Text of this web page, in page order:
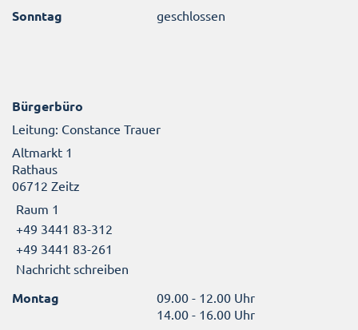
Sonntag geschlossen
Bürgerbüro
Leitung: Constance Trauer
Altmarkt 1
Rathaus
06712 Zeitz
Raum 1
+49 3441 83-312
+49 3441 83-261
Nachricht schreiben
Montag
09.00 - 12.00 Uhr
14.00 - 16.00 Uhr